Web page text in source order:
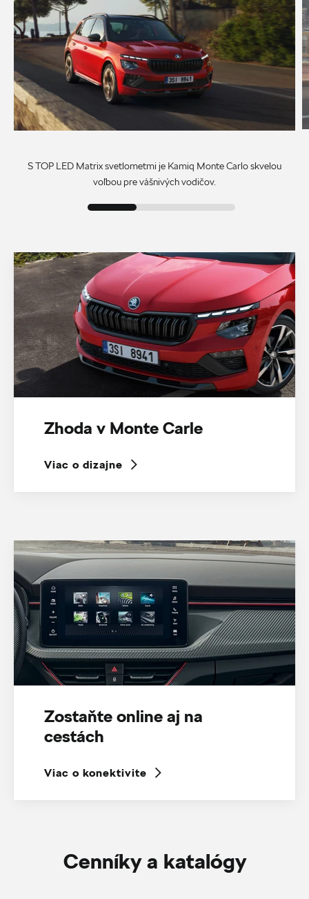
S TOP LED Matrix svetlometmi je Kamiq Monte Carlo skvelou
voľbou pre vášnivých vodičov.
Zhoda v Monte Carle
Viac o dizajne
Zostaňte online aj na
cestách
Viac o konektivite
Cenníky a katalógy